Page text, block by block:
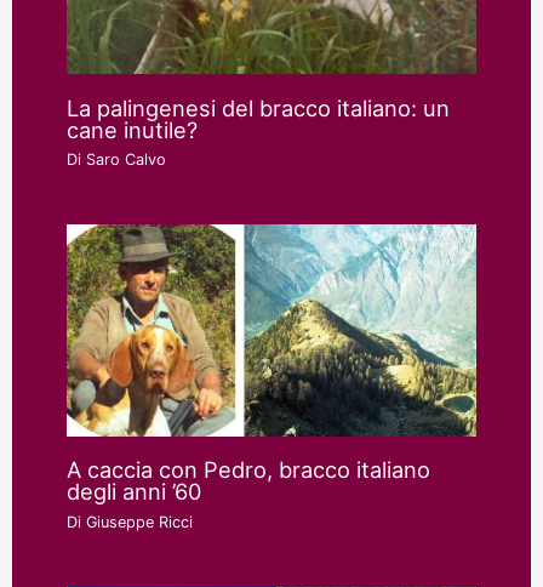
La palingenesi del bracco italiano: un
cane inutile?
Di Saro Calvo
A caccia con Pedro, bracco italiano
degli anni ’60
DiGiuseppe Ricci